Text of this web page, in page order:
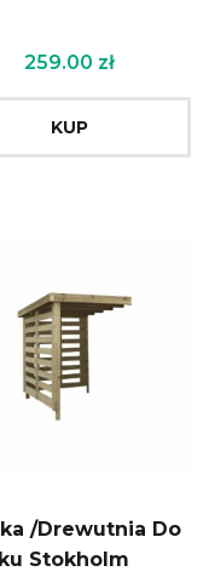
259.00 zł
KUP
/Drewutnia Do
Stokholm